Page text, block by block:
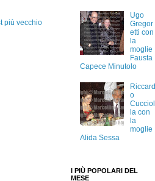
più vecchio
Ugo
Gregor
etti con
la
moglie
Fausta
Capece Minutolo
Riccard
o
Cucciol
la con
la
moglie
Alida Sessa
I PIÙ POPOLARI DEL
MESE